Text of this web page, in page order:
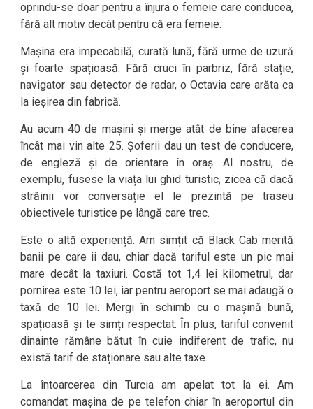
oprindu-se doar pentru a înjura o femeie care conducea,
fără alt motiv decât pentru că era femeie.
Mașina era impecabilă, curată lună, fără urme de uzură
și foarte spațioasă. Fără cruci în parbriz, fără stație,
navigator sau detector de radar, o Octavia care arăta ca
la ieșirea din fabrică.
Au acum 40 de mașini și merge atât de bine afacerea
încât mai vin alte 25. Șoferii dau un test de conducere,
de engleză și de orientare în oraș. Al nostru, de
exemplu, fusese la viața lui ghid turistic, zicea că dacă
străinii vor conversație el le prezintă pe traseu
obiectivele turistice pe lângă care trec.
Este o altă experiență. Am simțit că Black Cab merită
banii pe care ii dau, chiar dacă tariful este un pic mai
mare decât la taxiuri. Costă tot 1,4 lei kilometrul, dar
pornirea este 10 lei, iar pentru aeroport se mai adaugă o
taxă de 10 lei. Mergi în schimb cu o mașină bună,
spațioasă și te simți respectat. În plus, tariful convenit
dinainte rămâne bătut în cuie indiferent de trafic, nu
există tarif de staționare sau alte taxe.
La întoarcerea din Turcia am apelat tot la ei. Am
comandat mașina de pe telefon chiar în aeroportul din